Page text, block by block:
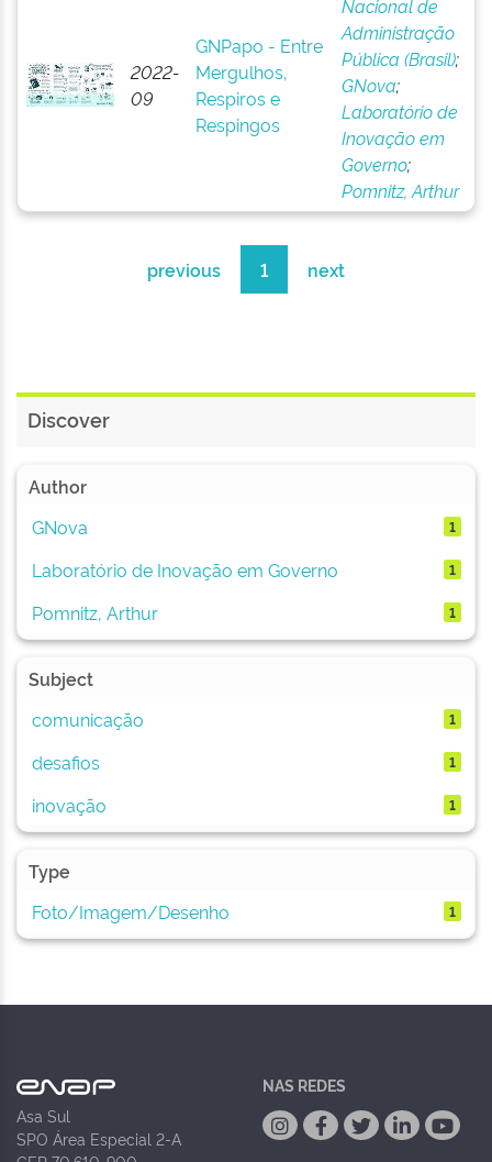
2022-
09
GNPapo - Entre
Mergulhos,
Respiros e
Respingos
Nacional de
Administração
Pública (Brasil);
GNova;
Laboratório de
Inovação em
Governo;
Pomnitz, Arthur
previous 1 next
Discover
Author
GNova
1
Laboratório de Inovação em Governo 1
Pomnitz, Arthur 1
Subject
comunicação
1
desafios 1
inovação 1
Type
Foto/Imagem/Desenho
1
Asa Sul
SPO Área Especial 2-A
NAS REDES